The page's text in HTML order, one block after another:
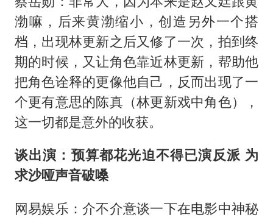
渤嘛，后来黄渤缩小，创造另外一个搭
档，出现林更新之后又修了一次，拍到终
期的时候，又让角色靠近林更新，帮助他
把角色诠释的更像他自己，反而出现了一
个更有意思的陈真（林更新戏中角色），
这一切都是意外的收获。
谈出演：预算都花光迫不得已演反派 为
求沙哑声音破嗓
网易娱乐：介不介意谈一下在电影中神秘